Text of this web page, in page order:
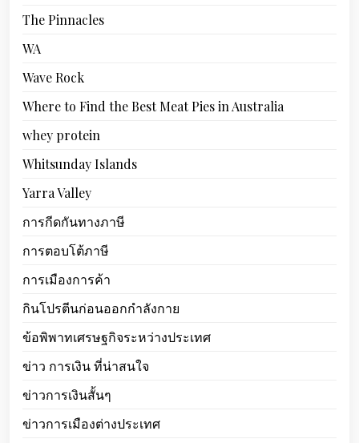
The Pinnacles
WA
Wave Rock
Where to Find the Best Meat Pies in Australia
whey protein
Whitsunday Islands
Yarra Valley
การกีดกันทางภาษี
การตอบโต้ภาษี
การเมืองการค้า
กินโปรตีนก่อนออกกำลังกาย
ข้อพิพาทเศรษฐกิจระหว่างประเทศ
ข่าว การเงิน ที่น่าสนใจ
ข่าวการเงินสั้นๆ
ข่าวการเมืองต่างประเทศ